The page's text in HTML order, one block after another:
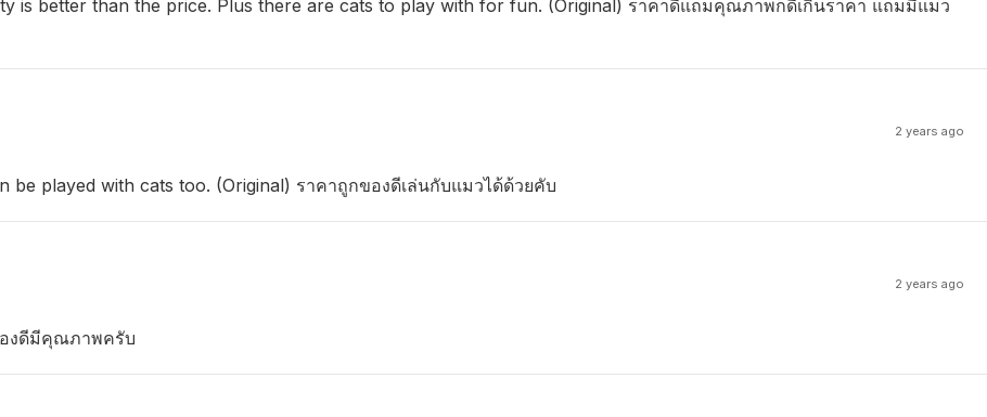
is better than the price. Plus there are cats to play with for fun. (Original) ราคาดีแถมคุณภาพก็ดีเกินราคา แถมมีแมว
2 years ago
played with cats too. (Original) ราคาถูกของดีเล่นกับแมวได้ด้วยคับ
2 years ago
องดีมีคุณภาพครับ